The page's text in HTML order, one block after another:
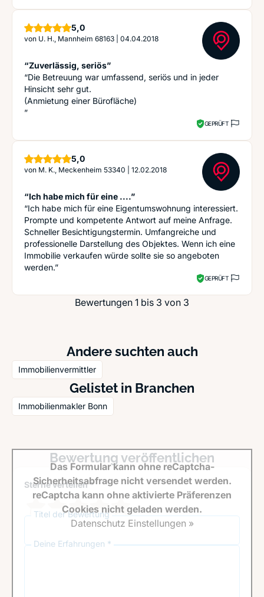
5,0Sterne
von U. H., Mannheim 68163 04.04.2018
“Zuverlässig, seriös”
“Die Betreuung war umfassend, seriös und in jeder
Hinsicht sehr gut.
(Anmietung einer Bürofläche)
”
GEPRÜFT
5,0Sterne
von M. K., Meckenheim 53340 12.02.2018
“Ich habe mich für eine ....”
“Ich habe mich für eine Eigentumswohnung interessiert.
Prompte und kompetente Antwort auf meine Anfrage.
Schneller Besichtigungstermin. Umfangreiche und
professionelle Darstellung des Objektes. Wenn ich eine
Immobilie verkaufen würde sollte sie so angeboten
werden.”
GEPRÜFT
Bewertungen 1 bis 3 von 3
Andere suchten auch
Immobilienvermittler
Gelistet in Branchen
Immobilienmakler Bonn
Bewertung veröffentlichen
Sterne verteilen *
Titel der Bewertung
Deine Erfahrungen *
Das Formular kann ohne reCaptcha-
Sicherheitsabfrage nicht versendet werden.
reCaptcha kann ohne aktivierte Präferenzen
Cookies nicht geladen werden.
Datenschutz Einstellungen »